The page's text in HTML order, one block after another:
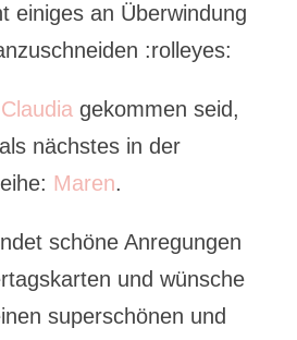
einiges an Überwindung
:rolleyes:
Claudia gekommen seid,
nächstes in der
Maren.
schöne Anregungen
und wünsche
superschönen und